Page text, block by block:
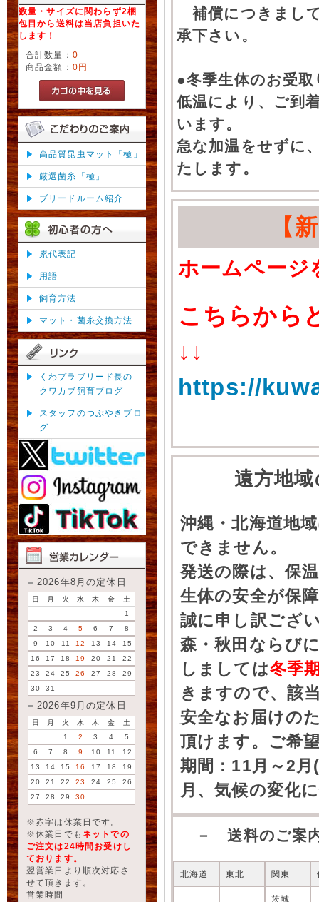
数量・サイズに関わらず2梱
包目から送料は当店負担いた
します！
合計数量： 0
商品金額： 0円
高品質昆虫マット「極」
厳選菌糸「極」
ブリードルーム紹介
累代表記
用語
飼育方法
マット・菌糸交換方法
くわプラブリード長の
クワカブ飼育ブログ
スタッフのつぶやきブロ
グ
2026年8月の定休日
日 月 火 水 木 金
土
1
2
3 4 5 6 7
8
9
10 11 12 13 14
15
16
17 18 19 20 21
22
23
24 25 26 27 28
29
30
31
2026年9月の定休日
日 月 火 水 木 金
土
1
2 3 4
5
6
7 8 9 10 11
12
13
14 15 16 17 18
19
20
21 22 23 24 25
26
27
28 29 30
※赤字は休業日です。
※休業日でも ネットでの
ご注文は24時間お受けし
ております。
翌営業日より順次対応さ
せて頂きます。
営業時間
補償につきまし
承下さい。
●冬季生体のお受
低温により、ご到
います。
急な加温をせずに
たします。
【
ホームページ
こちらから
↓↓
https://
遠方地
沖縄・北海道地
できません。
発送の際は、保
生体の安全が保
誠に申し訳ござ
森・秋田ならび
しましては冬季
きますので、該
安全なお届けの
頂けます。ご希
期間：11月～2
月、気候の変化
－ 送料のご案
北海道 東北 関東
茨城